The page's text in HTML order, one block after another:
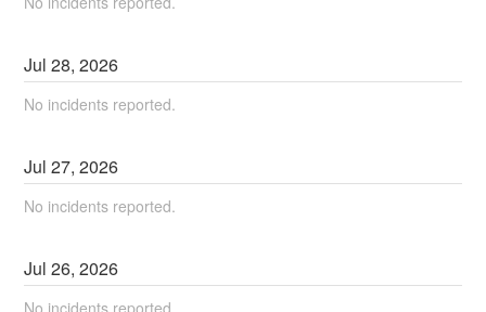
Jul28,2026
No incidents reported.
Jul27,2026
No incidents reported.
Jul26,2026
No incidents reported.